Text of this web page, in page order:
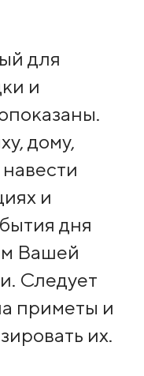
для
и
дому,
и
дня
Вашей
Следует
приметы и
их.